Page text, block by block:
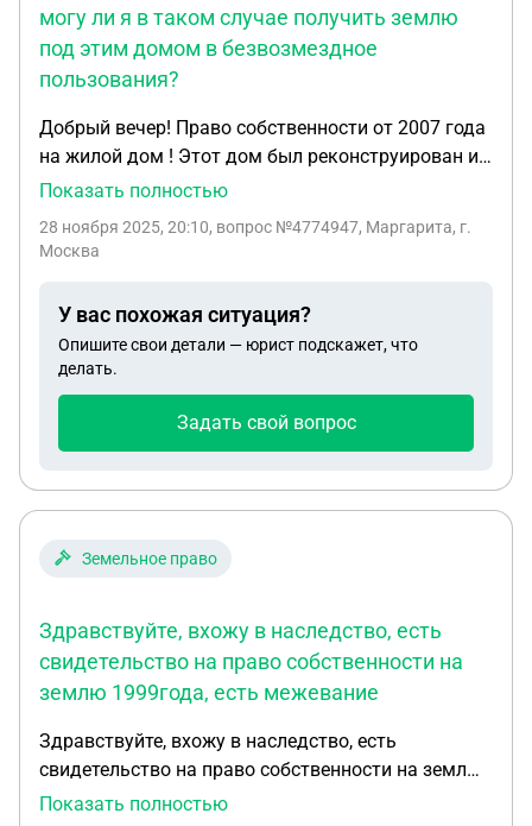
могу ли я в таком случае получить землю
под этим домом в безвозмездное
пользования?
Добрый вечер! Право собственности от 2007 года
на жилой дом ! Этот дом был реконструирован и
по декларации зарегистрирован на кадастре в
ли я в таком случае получить землю под этим
Показать полностью
28 ноября 2025, 20:10, вопрос №4774947, Маргарита, г.
Москва
У вас похожая ситуация?
Опишите свои детали — юрист подскажет, что
делать.
Задать свой вопрос
Земельное право
Здравствуйте, вхожу в наследство, есть
свидетельство на право собственности на
землю 1999года, есть межевание
Здравствуйте, вхожу в наследство, есть
свидетельство на право собственности на землю
1999года, есть межевание от 2006года, в ваписке
Показать полностью